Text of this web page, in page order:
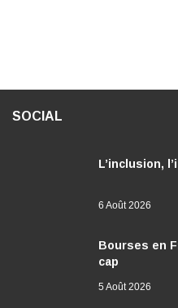
SOCIAL
L’inclusion,
6 Août 2026
Bourses en
cap
5 Août 2026